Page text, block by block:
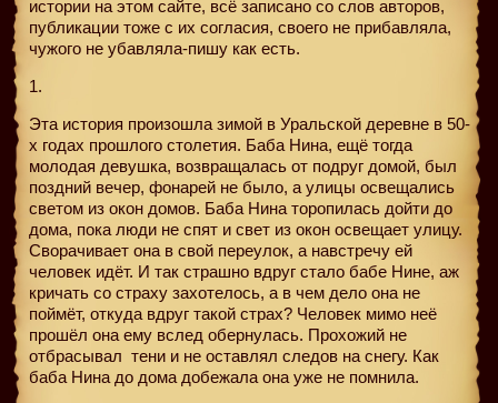
истории на этом сайте, всё записано со слов авторов,
публикации тоже с их согласия, своего не прибавляла,
чужого не убавляла-пишу как есть.
1.
Эта история произошла зимой в Уральской деревне в 50-
х годах прошлого столетия. Баба Нина, ещё тогда
молодая девушка, возвращалась от подруг домой, был
поздний вечер, фонарей не было, а улицы освещались
светом из окон домов. Баба Нина торопилась дойти до
дома, пока люди не спят и свет из окон освещает улицу.
Сворачивает она в свой переулок, а навстречу ей
человек идёт. И так страшно вдруг стало бабе Нине, аж
кричать со страху захотелось, а в чем дело она не
поймёт, откуда вдруг такой страх? Человек мимо неё
прошёл она ему вслед обернулась. Прохожий не
отбрасывал тени и не оставлял следов на снегу. Как
баба Нина до дома добежала она уже не помнила.